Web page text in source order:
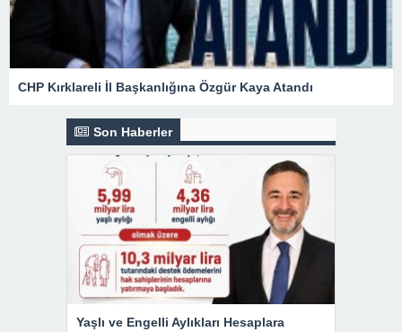
CHP Kırklareli İl Başkanlığına Özgür Kaya Atandı
Son Haberler
Yaşlı ve Engelli Aylıkları Hesaplara